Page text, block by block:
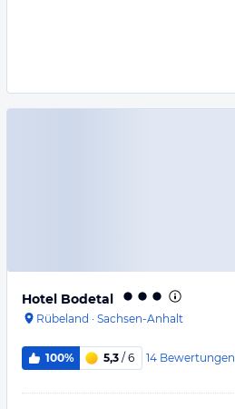
Hotel Bodetal
Rübeland · Sachsen-Anhalt
100% 5,3 / 6 14 Bewertungen